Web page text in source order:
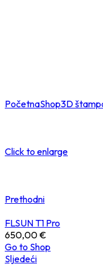
PočetnaShop3D
Click to enlarge
Prethodni
FLSUN T1 Pro
650,00€
Go to Shop
Sljedeći